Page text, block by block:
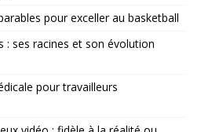
pour exceller au basketball
: ses racines et son évolution
pour travailleurs